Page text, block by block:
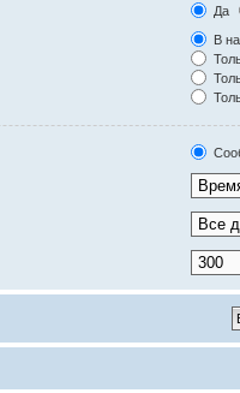
Да
В